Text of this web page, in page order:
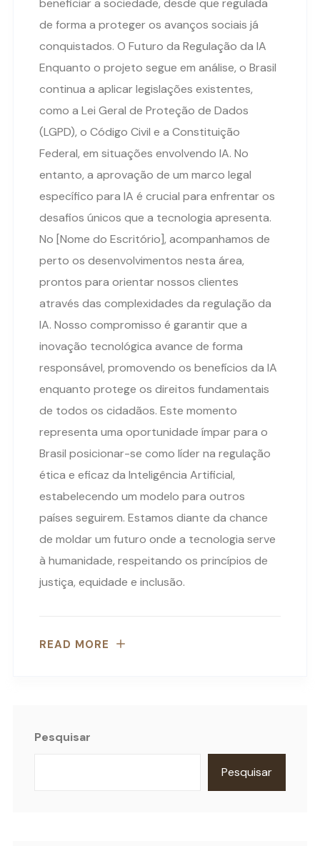
beneficiar a sociedade, desde que regulada
de forma a proteger os avanços sociais já
conquistados. O Futuro da Regulação da IA
Enquanto o projeto segue em análise, o Brasil
continua a aplicar legislações existentes,
como a Lei Geral de Proteção de Dados
(LGPD), o Código Civil e a Constituição
Federal, em situações envolvendo IA. No
entanto, a aprovação de um marco legal
específico para IA é crucial para enfrentar os
desafios únicos que a tecnologia apresenta.
No [Nome do Escritório], acompanhamos de
perto os desenvolvimentos nesta área,
prontos para orientar nossos clientes
através das complexidades da regulação da
IA. Nosso compromisso é garantir que a
inovação tecnológica avance de forma
responsável, promovendo os benefícios da IA
enquanto protege os direitos fundamentais
de todos os cidadãos. Este momento
representa uma oportunidade ímpar para o
Brasil posicionar-se como líder na regulação
ética e eficaz da Inteligência Artificial,
estabelecendo um modelo para outros
países seguirem. Estamos diante da chance
de moldar um futuro onde a tecnologia serve
à humanidade, respeitando os princípios de
justiça, equidade e inclusão.
READ MORE
Pesquisar
Pesquisar